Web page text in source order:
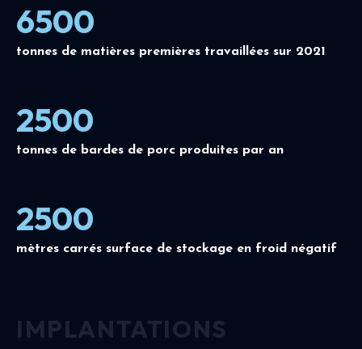
6500
tonnes de matières premières travaillées sur 2021
2500
tonnes de bardes de porc produites par an
2500
mètres carrés surface de stockage en froid négatif
IMPLANTATIONS